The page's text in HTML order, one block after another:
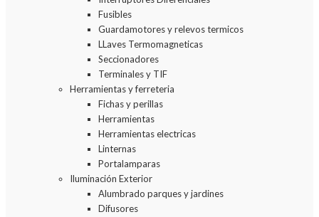
Fusibles
Guardamotores y relevos termicos
LLaves Termomagneticas
Seccionadores
Terminales y TIF
Herramientas y ferreteria
Fichas y perillas
Herramientas
Herramientas electricas
Linternas
Portalamparas
Iluminación Exterior
Alumbrado parques y jardines
Difusores